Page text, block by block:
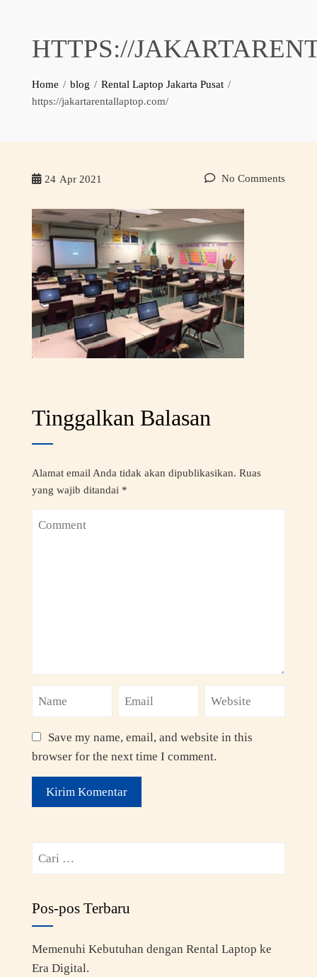
HTTPS://
Home blog
Rental Laptop Jakarta Pusat
https://jakartarentallaptop.com/
24 Apr 2021 No Comments
Tinggalkan Balasan
Alamat email Anda tidak akan dipublikasikan. Ruas
yang wajib ditandai *
Save my name, email, and website in this
browser for the next time I comment.
Pos-pos Terbaru
Memenuhi Kebutuhan dengan Rental Laptop ke
Era Digital.